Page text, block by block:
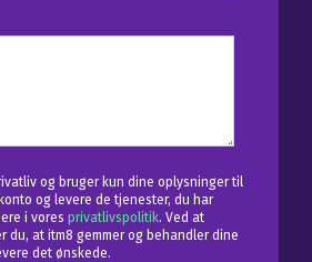
og bruger kun dine oplysninger til
og levere de tjenester, du har
i vores privatlivspolitik. Ved at
du, at itm8 gemmer og behandler dine
det ønskede.